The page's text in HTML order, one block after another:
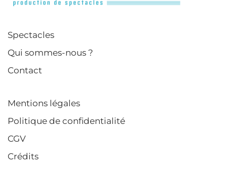
Spectacles
Qui sommes-nous ?
Contact
Mentions légales
Politique de confidentialité
CGV
Crédits